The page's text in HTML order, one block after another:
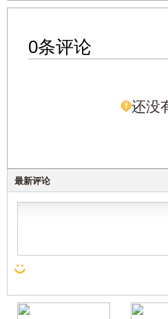
0条评论
还没
最新评论